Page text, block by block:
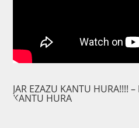
JAR EZAZU KANTU HURA!!!!
KANTU HURA